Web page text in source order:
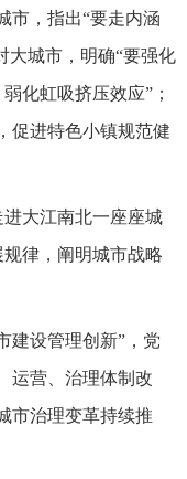
市，指出“要走内涵
大城市，明确“要强化
化虹吸挤压效应”；
促进特色小镇规范健
大江南北一座座城
律，阐明城市战略
建设管理创新”，党
运营、治理体制改
市治理变革持续推